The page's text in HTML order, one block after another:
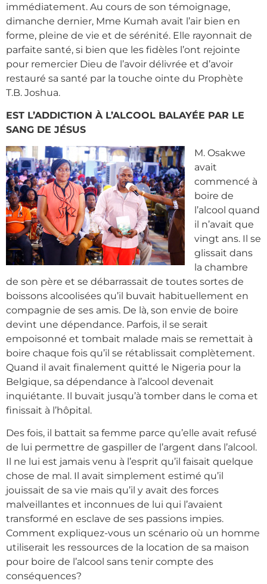
immédiatement. Au cours de son témoignage,
dimanche dernier, Mme Kumah avait l’air bien en
forme, pleine de vie et de sérénité. Elle rayonnait de
parfaite santé, si bien que les fidèles l’ont rejointe
pour remercier Dieu de l’avoir délivrée et d’avoir
restauré sa santé par la touche ointe du Prophète
T.B. Joshua.
EST L’ADDICTION À L’ALCOOL BALAYÉE PAR LE
SANG DE JÉSUS
M. Osakwe
avait
commencé à
boire de
l’alcool quand
il n’avait que
vingt ans. Il se
glissait dans
la chambre
de son père et se débarrassait de toutes sortes de
boissons alcoolisées qu’il buvait habituellement en
compagnie de ses amis. De là, son envie de boire
devint une dépendance. Parfois, il se serait
empoisonné et tombait malade mais se remettait à
boire chaque fois qu’il se rétablissait complètement.
Quand il avait finalement quitté le Nigeria pour la
Belgique, sa dépendance à l’alcool devenait
inquiétante. Il buvait jusqu’à tomber dans le coma et
finissait à l’hôpital.
Des fois, il battait sa femme parce qu’elle avait refusé
de lui permettre de gaspiller de l’argent dans l’alcool.
Il ne lui est jamais venu à l’esprit qu’il faisait quelque
chose de mal. Il avait simplement estimé qu’il
jouissait de sa vie mais qu’il y avait des forces
malveillantes et inconnues de lui qui l’avaient
transformé en esclave de ses passions impies.
Comment expliquez-vous un scénario où un homme
utiliserait les ressources de la location de sa maison
pour boire de l’alcool sans tenir compte des
conséquences?